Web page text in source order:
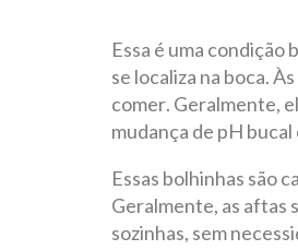
Essa é uma condição
se localiza na boca.
comer. Geralmente,
mudança de pH
Essas bolhinhas são
Geralmente, as aftas
sozinhas, sem